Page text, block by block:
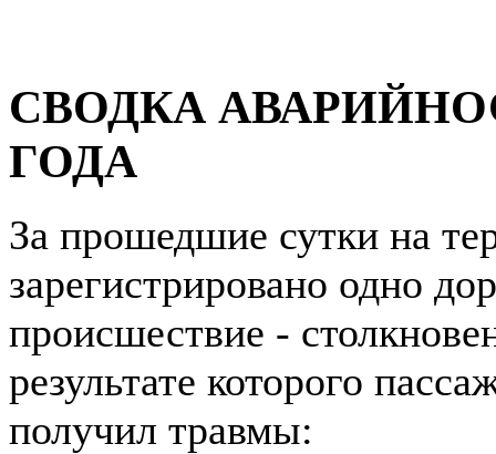
СВОДКА
ГОДА
За прошедшие сутки на
зарегистрировано одно
происшествие -
результате которого
получил травмы: